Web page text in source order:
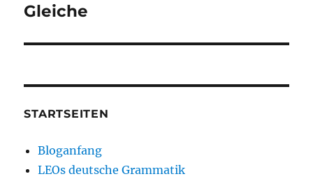
Beitrag:
Gleiche
STARTSEITEN
Bloganfang
LEOs deutsche Grammatik